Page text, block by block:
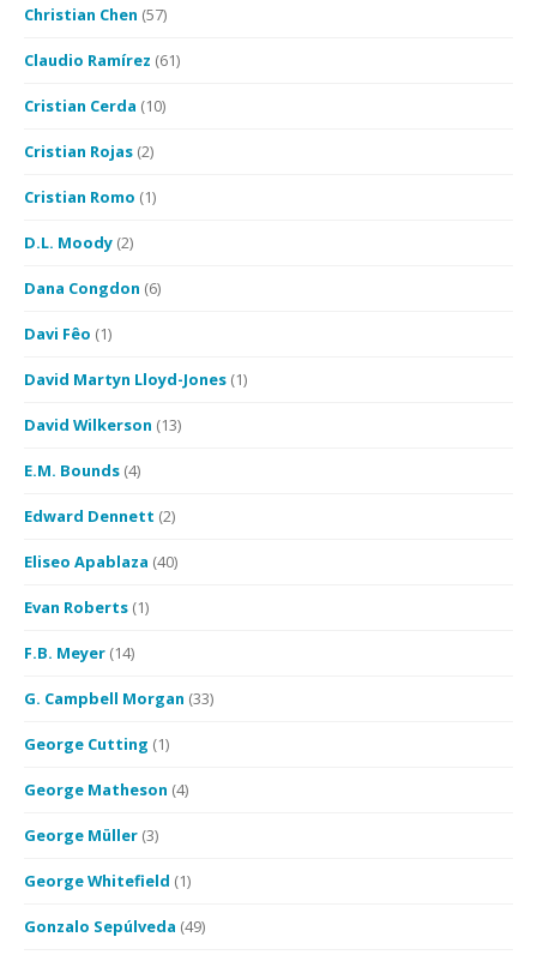
Christian Chen (57)
Claudio Ramírez (61)
Cristian Cerda (10)
Cristian Rojas (2)
Cristian Romo (1)
D.L. Moody (2)
Dana Congdon (6)
Davi Fêo (1)
David Martyn Lloyd-Jones (1)
David Wilkerson (13)
E.M. Bounds (4)
Edward Dennett (2)
Eliseo Apablaza (40)
Evan Roberts (1)
F.B. Meyer (14)
G. Campbell Morgan (33)
George Cutting (1)
George Matheson (4)
George Müller (3)
George Whitefield (1)
Gonzalo Sepúlveda (49)